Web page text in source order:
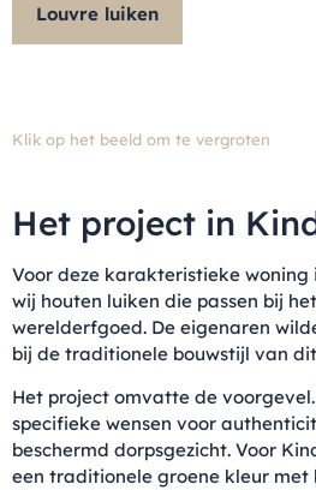
Louvre luiken
Klik op het beeld om te vergroten
Het project in
Voor deze karakteristieke
wij houten luiken die passen bij het
werelderfgoed. De eigenaren
bij de traditionele bouwstijl van
Het project omvatte de
specifieke wensen voor
beschermd dorpsgezicht. Voor
een traditionele groene kleur